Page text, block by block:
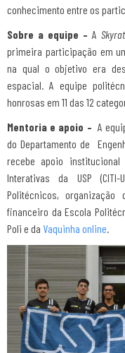
conhecimento entre os
Sobre a equipe – A
primeira participação em
na qual o objetivo era
espacial. A equipe
honrosas em 11 das 12
Mentoria e apoio – A
do Departamento de
recebe apoio institucional
Interativas da USP
Politécnicos,
financeiro da Escola
Poli e da Vaquinha online.